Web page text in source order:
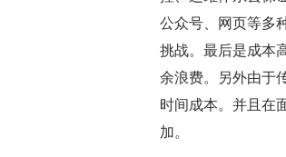
公众号、网页等多
挑战。最后是成本
余浪费。另外由于
时间成本。并且在
加。